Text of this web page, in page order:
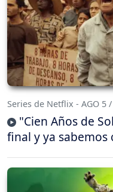
Series de Netflix - AGO 5
"Cien Años de
final y ya sabemos